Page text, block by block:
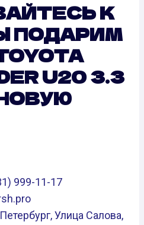
К
ПОДАРИМ
U20 3.3
НОВУЮ
999-11-17
Улица Салова,